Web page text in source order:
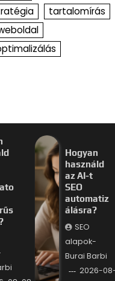
tartalomírás
Hogyan
használd
az AI-t
SEO
automatiz
álásra?
SEO
alapok-
Burai Barbi
2026-